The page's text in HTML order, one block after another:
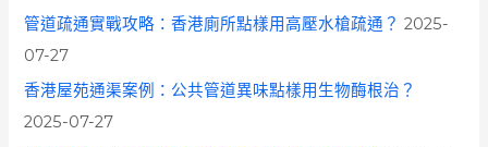
管道疏通實戰攻略：香港廁所點樣用高壓水槍疏通？ 2025-
07-27
香港屋苑通渠案例：公共管道異味點樣用生物酶根治？
2025-07-27